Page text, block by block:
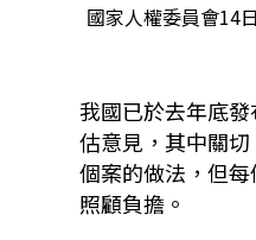
國家人權委員會14
我國已於去年底
估意見，其中關
個案的做法，但
照顧負擔。